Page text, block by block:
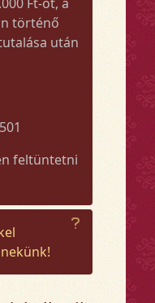
történő
után
feltüntetni